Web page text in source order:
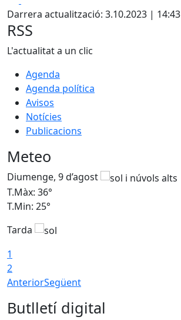
Darrera actualització: 3.10.2023 | 14:43
RSS
L'actualitat a un clic
Agenda
Agenda política
Avisos
Notícies
Publicacions
Meteo
Diumenge, 9 d’agost
T.Màx: 36°
T.Min: 25°
Tarda
1
2
AnteriorSegüent
Butlletí digital